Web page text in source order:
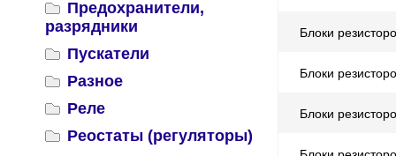
Предохранители,
разрядники
Пускатели
Разное
Реле
Реостаты (регуляторы)
Блоки
Блоки
Блоки